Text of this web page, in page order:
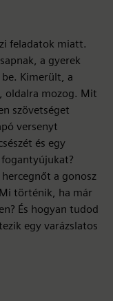
feladatok miatt.
a gyerek
Kimerült, a
oldalra mozog. Mit
szövetséget
versenyt
és egy
a gonosz
történik, ha már
És hogyan tudod
egy varázslatos